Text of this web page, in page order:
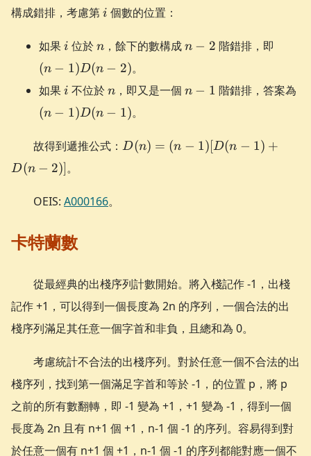
構成錯排，考慮第i
i 個數的位置：
如果i
i 位於n
n ，餘下的數構成n-
n − 2 階錯排，即
(n − 1)D(n − 2)。
如果i
i 不位於n
n ，即又是一個 n-
n − 1 階錯排，答案為
(n − 1)D(n − 1)。
故得到遞推公式： D(n)=
(n-1)
D(n) = (n − 1)[D(n − 1) +
D(n − 2)]。
OEIS: A000166。
卡特蘭數
從最經典的出棧序列計數開始。將入棧記作 -1，出棧
記作 +1，可以得到一個長度為 2n 的序列，一個合法的出
棧序列滿足其任意一個字首和非負，且總和為 0。
考慮統計不合法的出棧序列。對於任意一個不合法的出
棧序列，找到第一個滿足字首和等於 -1，的位置 p，將 p
之前的所有數翻轉，即 -1 變為 +1，+1 變為 -1，得到一個
長度為 2n 且有 n+1 個 +1，n-1 個 -1 的序列。容易得到對
於任意一個有 n+1 個 +1，n-1 個 -1 的序列都能對應一個不